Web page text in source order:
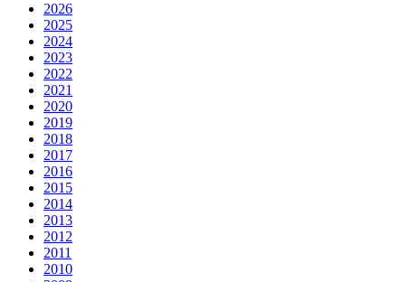
2026
2025
2024
2023
2022
2021
2020
2019
2018
2017
2016
2015
2014
2013
2012
2011
2010